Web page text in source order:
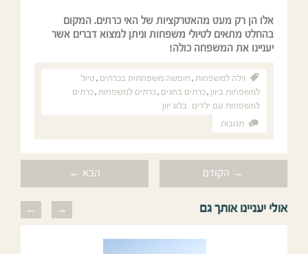
אלו הן רק מעט מהאטרקציות של האי כרתים. המקום
בהחלט מתאים לטיולי משפחות וניתן למצוא דברים אשר
יעניינו את המשפחה כולה!
וילה למשפחות , חופשה משפחתית בכרתים , טיול
למשפחות ביוון ,כרתים בחגים ,כרתים למשפחות ,כרתים
למשפחות עם ילדים בלוג יוון
תגובות
→ הקודם הבא ←
אולי יעניינו אותך גם previous next